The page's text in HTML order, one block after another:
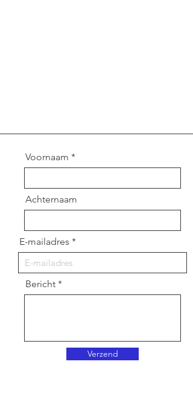
Voornaam
Achternaam
E-mailadres
Bericht
Verzend